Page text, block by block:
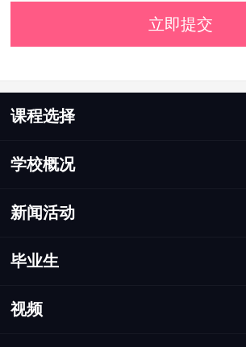
立即提交
课程选择
学校概况
新闻活动
毕业生
视频